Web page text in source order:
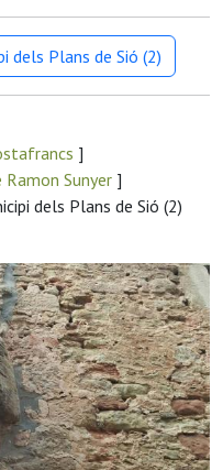
dels Plans de Sió (2)
]
Sunyer ]
dels Plans de Sió (2)